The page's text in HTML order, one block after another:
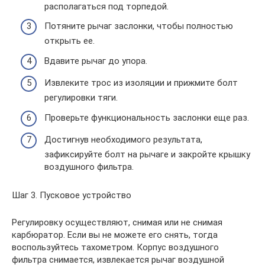
располагаться под торпедой.
Потяните рычаг заслонки, чтобы полностью
открыть ее.
Вдавите рычаг до упора.
Извлеките трос из изоляции и прижмите болт
регулировки тяги.
Проверьте функциональность заслонки еще раз.
Достигнув необходимого результата,
зафиксируйте болт на рычаге и закройте крышку
воздушного фильтра.
Шаг 3. Пусковое устройство
Регулировку осуществляют, снимая или не снимая
карбюратор. Если вы не можете его снять, тогда
воспользуйтесь тахометром. Корпус воздушного
фильтра снимается, извлекается рычаг воздушной